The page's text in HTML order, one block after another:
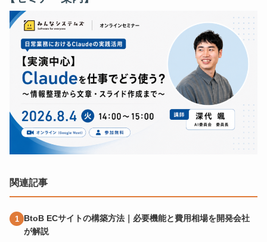
関連記事
BtoB ECサイトの構築方法｜必要機能と費用相場を開発会社
が解説